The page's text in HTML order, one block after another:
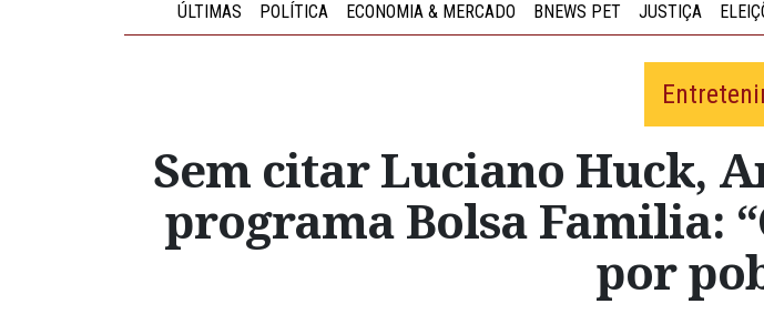
ÚLTIMAS POLÍTICA ECONOMIA & MERCADO BNEWS PET JUSTIÇA
Sem citar Luciano Huck,
programa Bolsa Familia:
por